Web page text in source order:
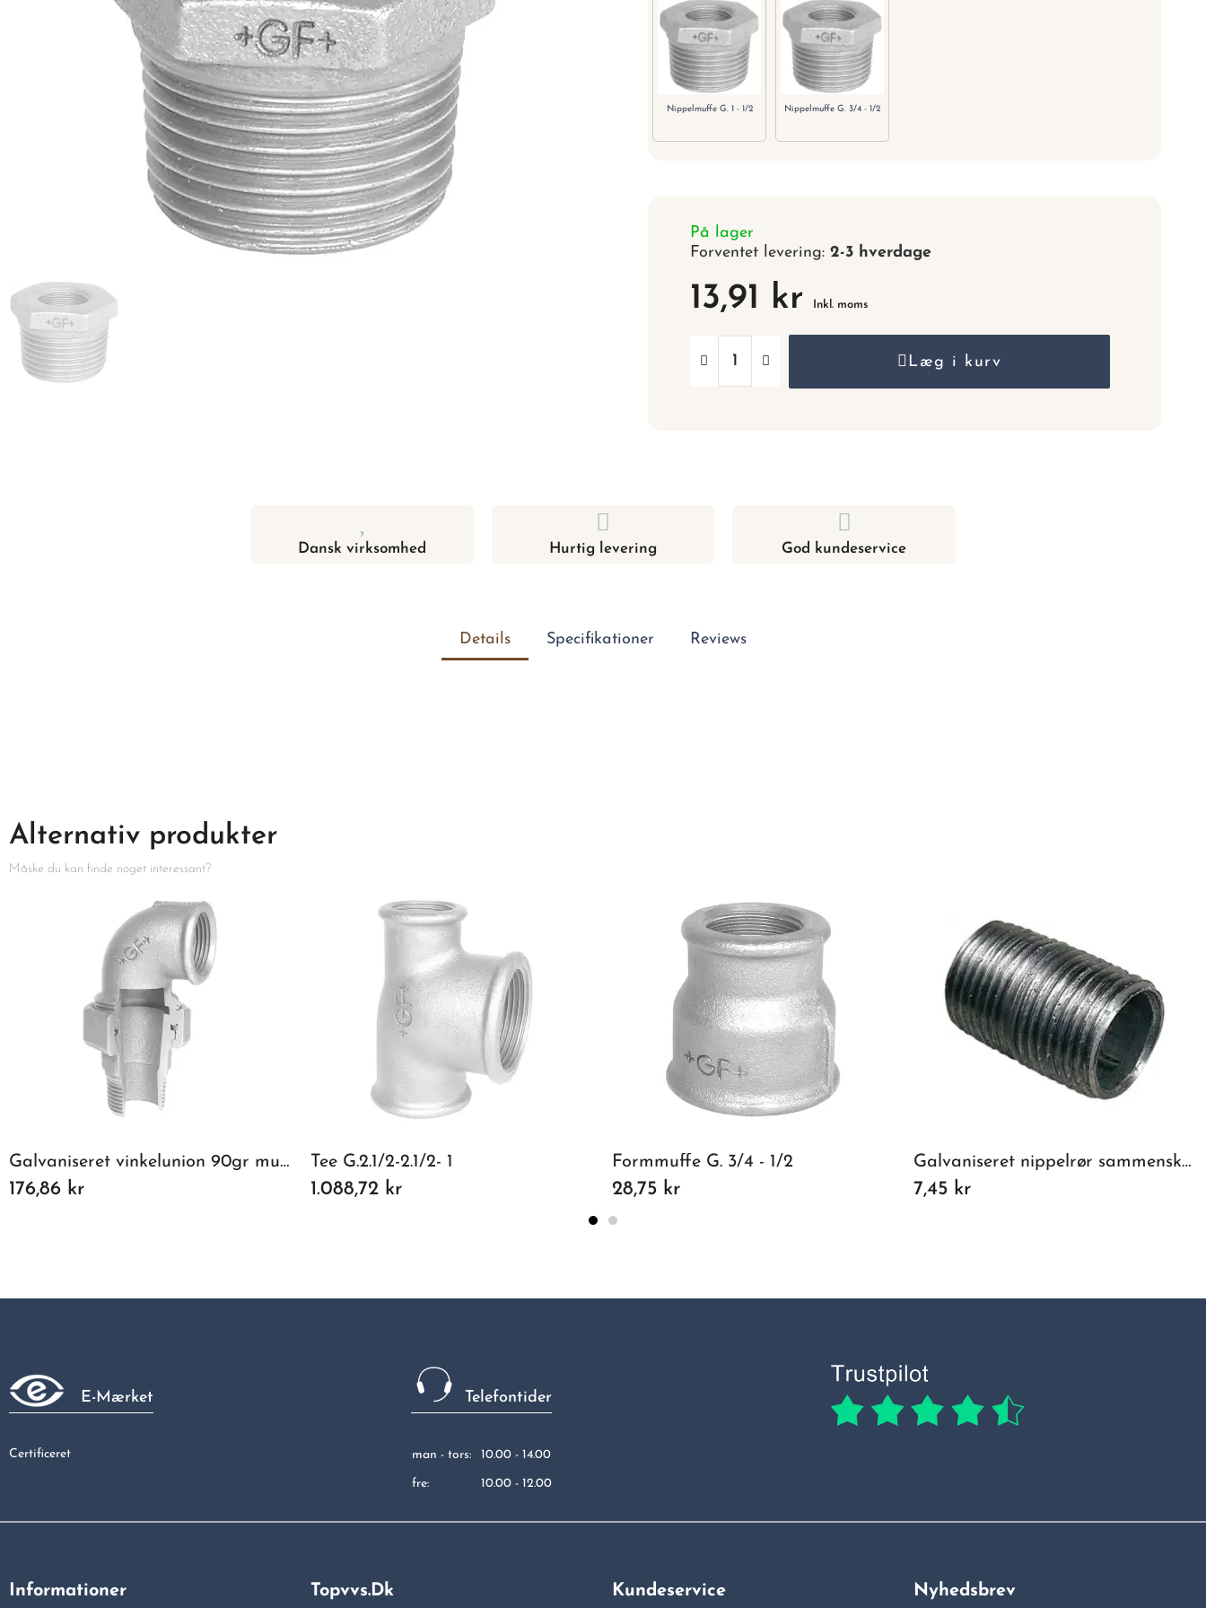
Nippelmuffe G. 1 - 1/2 Nippelmuffe G. 3/4 - 1/2
På lager
Forventet levering:2-3 hverdage
13,91 kr Inkl. moms
Læg i kurv
Dansk virksomhed Hurtig levering God kundeservice
Details Specifikationer Reviews
Alternativ produkter
Måske du kan finde noget interessant?
Galvaniseret vinkelunion 90gr muffe/nippel 1/2"
176,86 kr
Tee G.2.1/2-2.1/2- 1
1.088,72 kr
Formmuffe G. 3/4 - 1/2
28,75 kr
Galvaniseret nippelrør sammenskåret 1/2 inc - 30mm
7,45 kr
E-Mærket
Certificeret
Telefontider
man - tors: 10.00 - 14.00
fre: 10.00 - 12.00
Informationer Topvvs.dk Kundeservice Nyhedsbrev